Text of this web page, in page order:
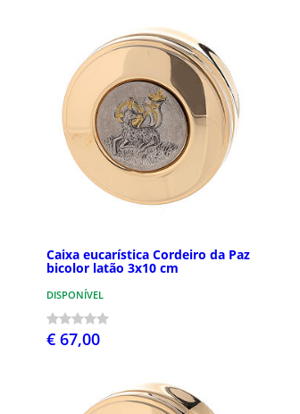
Caixa eucarística Cordeiro da Paz
bicolor latão 3x10 cm
DISPONÍVEL
€ 67,00